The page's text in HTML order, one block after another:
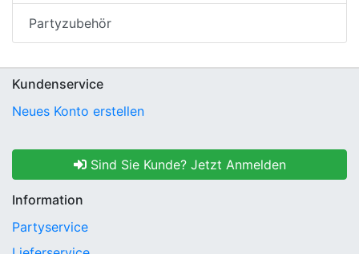
Partyzubehör
Kundenservice
Neues Konto erstellen
Sind Sie Kunde? Jetzt Anmelden
Information
Partyservice